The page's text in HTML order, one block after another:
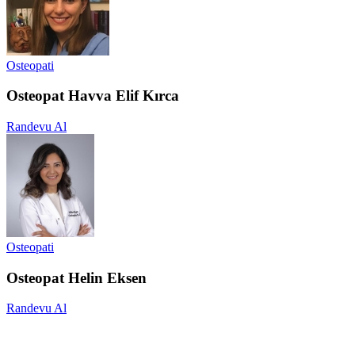
Osteopati
Osteopat Havva Elif Kırca
Randevu Al
Osteopati
Osteopat Helin Eksen
Randevu Al